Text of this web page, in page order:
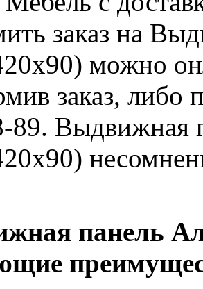
заказ на
можно
заказ, либо
89. Выдвижная
панель